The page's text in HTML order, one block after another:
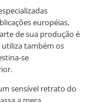
européias,
de sua produção é
utiliza também os
se
sensível retrato do